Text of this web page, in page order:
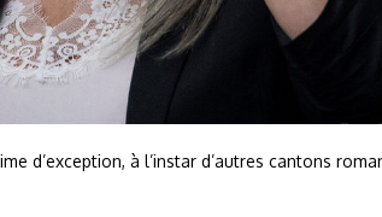
d’exception, à l’instar d’autres cantons